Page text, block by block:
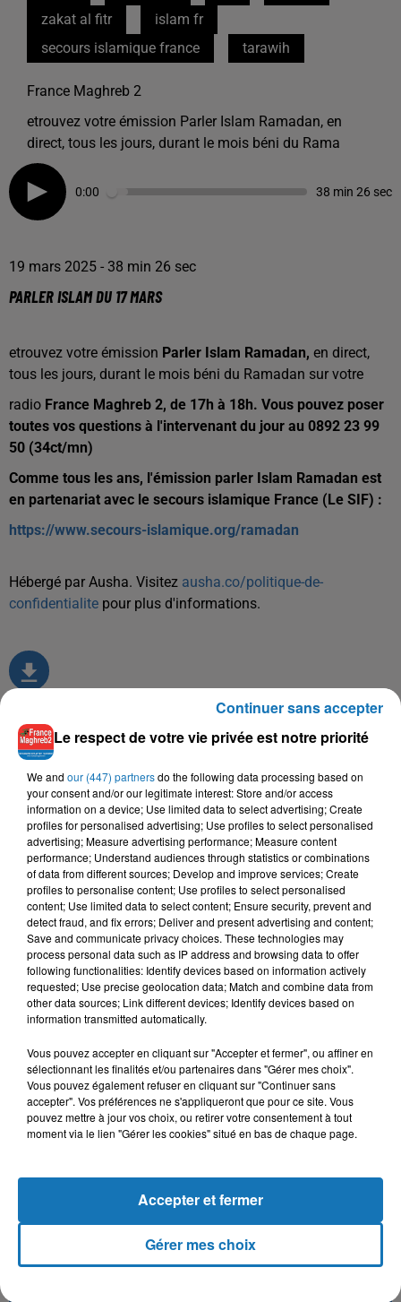
zakat al fitr
islam fr
secours islamique france
tarawih
France Maghreb 2
etrouvez votre émission Parler Islam Ramadan, en
direct, tous les jours, durant le mois béni du Rama
0:00 38 min 26 sec
19 mars 2025 - 38 min 26 sec
PARLER ISLAM DU 17 MARS
etrouvez votre émission Parler Islam Ramadan, en direct,
tous les jours, durant le mois béni du Ramadan sur votre
radio France Maghreb 2, de 17h à 18h. Vous pouvez poser
toutes vos questions à l'intervenant du jour au 0892 23 99
50 (34ct/mn)
Comme tous les ans, l'émission parler Islam Ramadan est
en partenariat avec le secours islamique France (Le SIF) :
https://www.secours-islamique.org/ramadan
Hébergé par Ausha. Visitez ausha.co/politique-de-
confidentialite pour plus d'informations.
TITRES DIFFUSÉS
9h31
9h31
DJ MOULAY, NOUR EL
HOUDA
Kont Nkhaf Alik
9h28
9h28
VEN1
Nouveau Monde
9h25
9h25
BENAB, ZAHO
Haya
L'HOROSCOPE
Taureau
Le respect de votre vie privée est notre priorité
We and our (447) partnersdo the following data processing based on
your consent and/or our legitimate interest: Store and/or access
information on a device; Use limited data to select advertising; Create
profiles for personalised advertising; Use profiles to select personalised
advertising; Measure advertising performance; Measure content
performance; Understand audiences through statistics or combinations
of data from different sources; Develop and improve services; Create
profiles to personalise content; Use profiles to select personalised
content; Use limited data to select content; Ensure security, prevent and
detect fraud, and fix errors; Deliver and present advertising and content;
Save and communicate privacy choices. These technologies may
process personal data such as IP address and browsing data to offer
following functionalities: Identify devices based on information actively
requested; Use precise geolocation data; Match and combine data from
other data sources; Link different devices; Identify devices based on
information transmitted automatically.
Vous pouvez accepter en cliquant sur "Accepter et fermer", ou affiner en
sélectionnant les finalités et/ou partenaires dans "Gérer mes choix".
Vous pouvez également refuser en cliquant sur "Continuer sans
accepter". Vos préférences ne s'appliqueront que pour ce site. Vous
pouvez mettre à jour vos choix, ou retirer votre consentement à tout
moment via le lien "Gérer les cookies" situé en bas de chaque page.
Gérer mes choix
Accepter et fermer
Continuer sans accepter